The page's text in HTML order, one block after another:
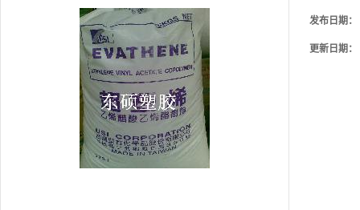
发布日期：
更新日期：